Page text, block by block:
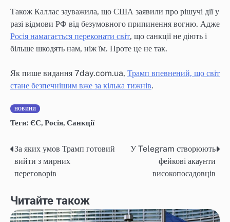
Також Каллас зауважила, що США заявили про рішучі дії у
разі відмови РФ від безумовного припинення вогню. Адже
Росія намагається переконати світ, що санкції не діють і
більше шкодять нам, ніж їм. Проте це не так.
Як пише видання 7day.com.ua, Трамп впевнений, що світ
стане безпечнішим вже за кілька тижнів.
НОВИНИ
Теги: ЄС, Росія, Санкції
Навігація
записів
За яких умов Трамп готовий
вийти з мирних
переговорів
У Telegram створюють
фейкові акаунти
високопосадовців
Читайте також